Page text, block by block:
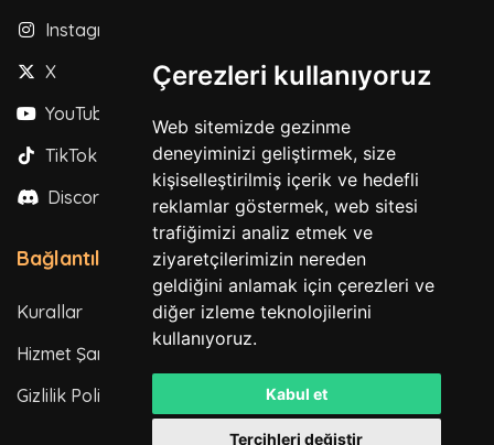
Çerezleri kullanıyoruz
Web sitemizde gezinme
deneyiminizi geliştirmek, size
kişiselleştirilmiş içerik ve hedefli
reklamlar göstermek, web sitesi
trafiğimizi analiz etmek ve
ziyaretçilerimizin nereden
geldiğini anlamak için çerezleri ve
diğer izleme teknolojilerini
kullanıyoruz.
Kabul et
Tercihleri değiştir
Instagram
X
YouTube
TikTok
Discord
Bağlantılar
Kurallar
Hizmet Şartları
Gizlilik Politikası